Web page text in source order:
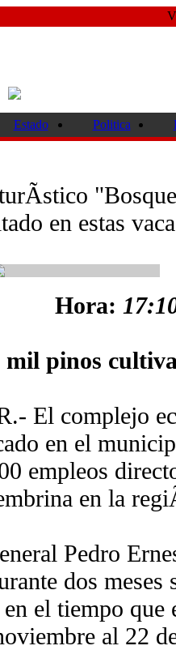
Estado Politica
en estas
Hora:
mil pinos
El complejo
en el
empleos
en la
Pedro
dos
el tiempo que
al 22